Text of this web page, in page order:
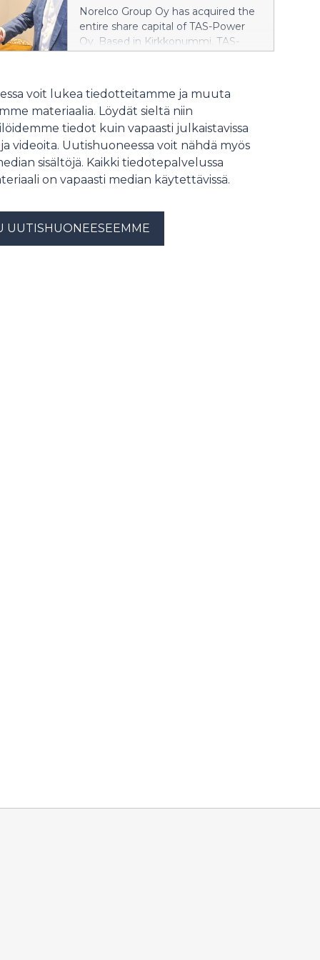
Group.
”Norelco Group on matkalla
Pohjoismaiden halutuimmaksi
sähkö- ja automaatioratkaisujen
kumppaniksi yhtiön hakiessa kasvua
sanoo Norelco Groupin
toimitusjohtaja Ari Hämäläinen.
Norelco Group Oy has acquired the
entire share capital of TAS-Power
Oy. Based in Kirkkonummi, TAS-
design as well as demanding
automation solutions for industry
and the marine sector. The
acquisition represents a significant
step in executing the Group’s
growth strategy and further
strengthens Norelco’s position as a
voit lukea tiedotteitamme ja muuta
materiaalia. Löydät sieltä niin
tiedot kuin vapaasti julkaistavissa
videoita. Uutishuoneessa voit nähdä myös
sisältöjä. Kaikki tiedotepalvelussa
on vapaasti median käytettävissä.
UUTISHUONEESEEMME